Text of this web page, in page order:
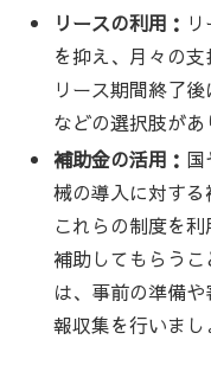
リースの利用：
を抑え、月々の支
リース期間終了
などの選択肢があ
補助金の活用： 国
械の導入に対する
これらの制度を
補助してもらう
は、事前の準備
報収集を行いまし